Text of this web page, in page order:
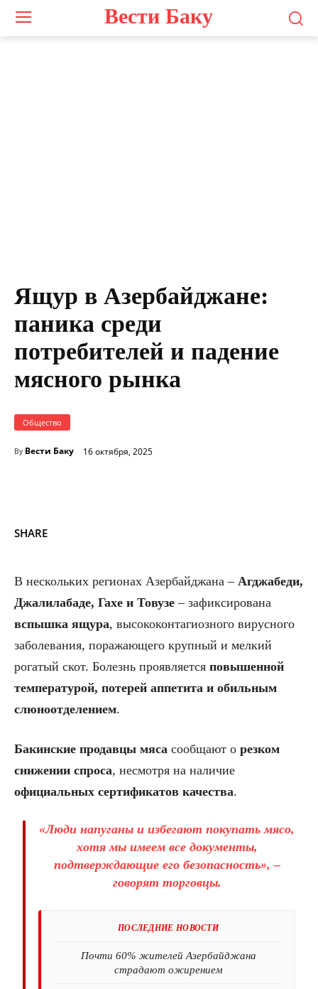
Вести Баку
Ящур в Азербайджане:
паника среди
потребителей и падение
мясного рынка
Общество
By Вести Баку 16 октября, 2025
SHARE
В нескольких регионах Азербайджана – Агджабеди,
Джалилабаде, Гахе и Товузе – зафиксирована
вспышка ящура, высококонтагиозного вирусного
заболевания, поражающего крупный и мелкий
рогатый скот. Болезнь проявляется повышенной
температурой, потерей аппетита и обильным
слюноотделением.
Бакинские продавцы мяса сообщают о резком
снижении спроса, несмотря на наличие
официальных сертификатов качества.
«Люди напуганы и избегают покупать мясо,
хотя мы имеем все документы,
подтверждающие его безопасность», –
говорят торговцы.
ПОСЛЕДНИЕ НОВОСТИ
Почти 60% жителей Азербайджана
страдают ожирением